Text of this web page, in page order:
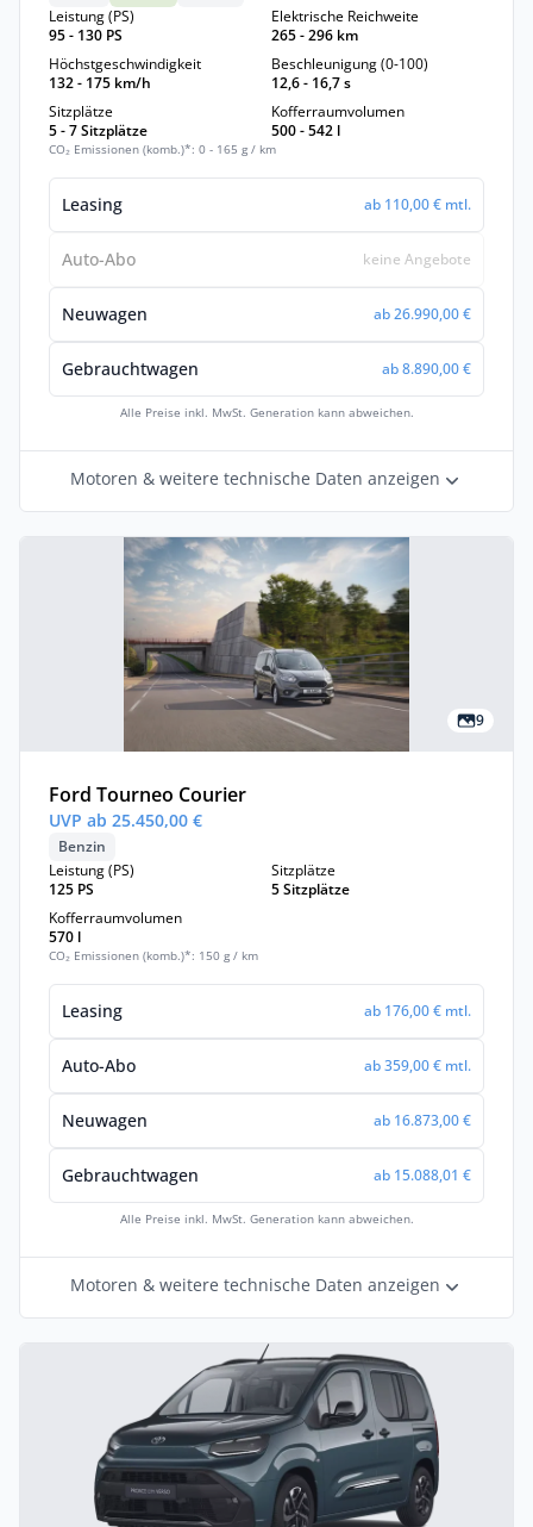
Leistung (PS)
95 - 130 PS
Elektrische Reichweite
265 - 296 km
Höchstgeschwindigkeit
132 - 175 km/h
Beschleunigung (0-100)
12,6 - 16,7 s
Sitzplätze
5 - 7 Sitzplätze
Kofferraumvolumen
500 - 542 l
CO₂ Emissionen (komb.)*: 0 - 165 g / km
Leasing ab 110,00 € mtl.
Auto-Abo keine Angebote
Neuwagen ab 26.990,00 €
Gebrauchtwagen ab 8.890,00 €
Alle Preise inkl. MwSt. Generation kann abweichen.
Motoren & weitere technische Daten anzeigen
9
Ford Tourneo Courier
UVP ab 25.450,00 €
Benzin
Leistung (PS)
125 PS
Sitzplätze
5 Sitzplätze
Kofferraumvolumen
570 l
CO₂ Emissionen (komb.)*: 150 g / km
Leasing ab 176,00 € mtl.
Auto-Abo ab 359,00 € mtl.
Neuwagen ab 16.873,00 €
Gebrauchtwagen ab 15.088,01 €
Alle Preise inkl. MwSt. Generation kann abweichen.
Motoren & weitere technische Daten anzeigen